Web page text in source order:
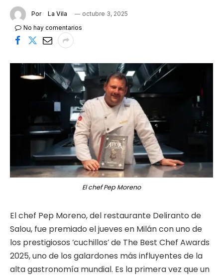
Por La Vila
octubre 3, 2025
No hay comentarios
El chef Pep Moreno
El chef Pep Moreno, del restaurante Deliranto de
Salou, fue premiado el jueves en Milán con uno de
los prestigiosos ‘cuchillos’ de The Best Chef Awards
2025, uno de los galardones más influyentes de la
alta gastronomía mundial. Es la primera vez que un